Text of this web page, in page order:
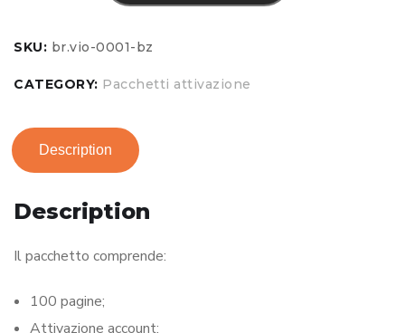
SKU: br.vio-0001-bz
CATEGORY: Pacchetti attivazione
Description
Description
Il pacchetto comprende:
100 pagine;
Attivazione account;